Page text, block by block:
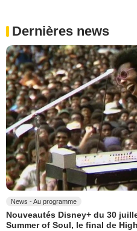
Dernières news
News - Au programme
Nouveautés Disney+ du 30
Summer of Soul, le final de